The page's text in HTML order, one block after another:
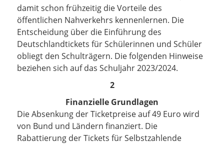
damit schon frühzeitig die Vorteile des
öffentlichen Nahverkehrs kennenlernen. Die
Entscheidung über die Einführung des
Deutschlandtickets für Schülerinnen und Schüler
obliegt den Schulträgern. Die folgenden Hinweise
beziehen sich auf das Schuljahr 2023/2024.
2
Finanzielle Grundlagen
Die Absenkung der Ticketpreise auf 49 Euro wird
von Bund und Ländern finanziert. Die
Rabattierung der Tickets für Selbstzahlende